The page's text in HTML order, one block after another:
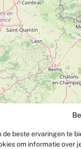
de beste ervaringen te
om informatie over